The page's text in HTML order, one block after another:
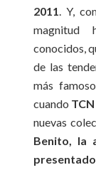
2011. Y,
magnitud
conocidos,
de las
más
cuando
nuevas
Benito, la